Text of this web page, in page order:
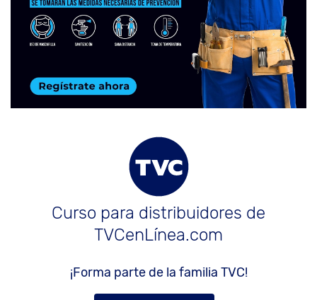
Curso para distribuidores de
TVCenLínea.com
¡Forma parte de la familia TVC!